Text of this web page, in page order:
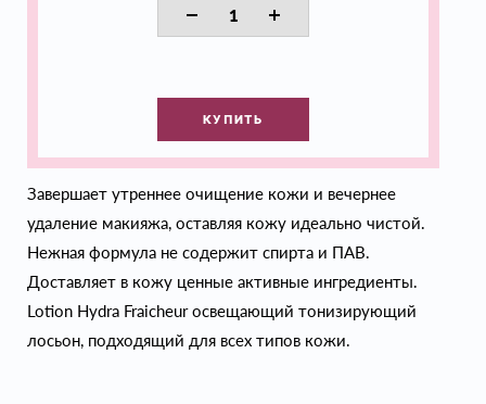
КУПИТЬ
Завершает утреннее очищение кожи и вечернее
удаление макияжа, оставляя кожу идеально чистой.
Нежная формула не содержит спирта и ПАВ.
Доставляет в кожу ценные активные ингредиенты.
Lotion Hydra Fraicheur освещающий тонизирующий
лосьон, подходящий для всех типов кожи.